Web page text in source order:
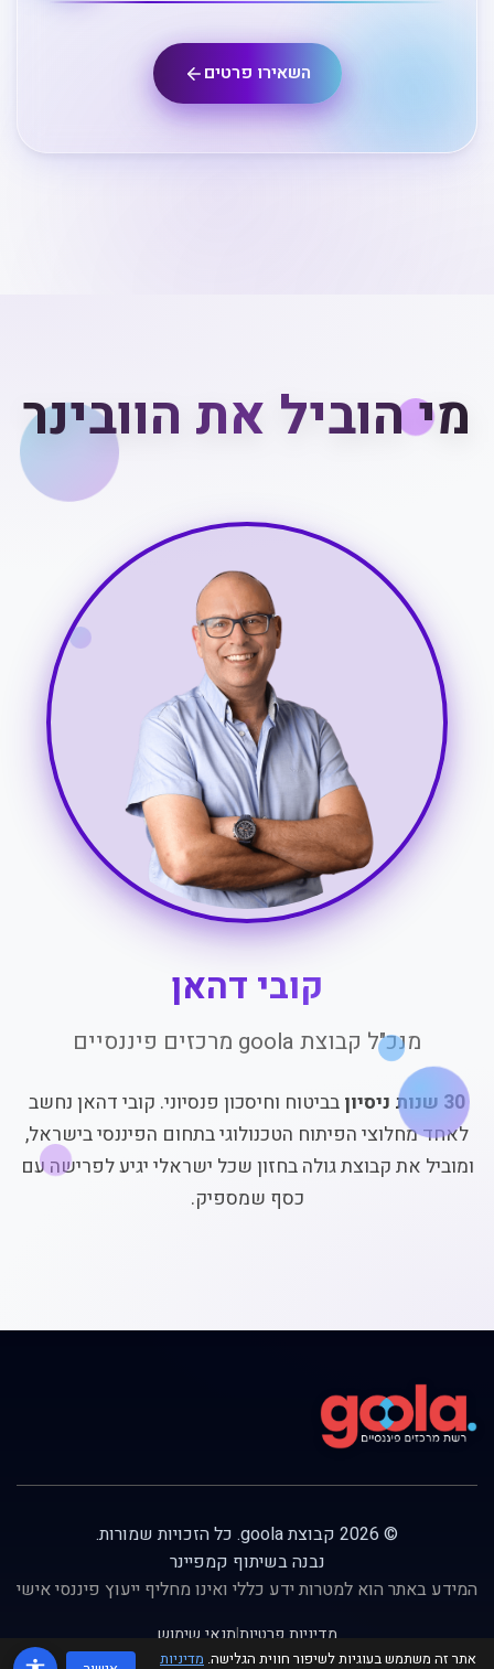
השאירו פרטים
מי הוביל את הוובינר
קובי דהאן
מנכ"ל קבוצת goola מרכזים פיננסיים
30 שנות ניסיון
בביטוח וחיסכון פנסיוני. קובי דהאן נחשב
לאחד מחלוצי הפיתוח הטכנולוגי בתחום הפיננסי בישראל,
ומוביל את קבוצת גולה בחזון שכל ישראלי יגיע לפרישה עם
כסף שמספיק.
© 2026 קבוצת goola. כל הזכויות שמורות.
נבנה בשיתוף קמפיינר
המידע באתר הוא למטרות ידע כללי ואינו מחליף ייעוץ פיננסי אישי
מדיניות פרטיות|תנאי שימוש
אתר זה משתמש בעוגיות לשיפור חווית הגלישה. מדיניות